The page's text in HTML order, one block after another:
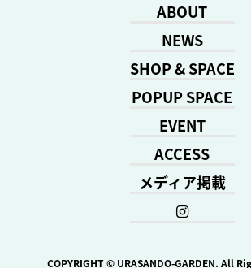
ABOUT
NEWS
SHOP & SPACE
POPUP SPACE
EVENT
ACCESS
メディア掲載
COPYRIGHT © URASANDO-GARDEN. All